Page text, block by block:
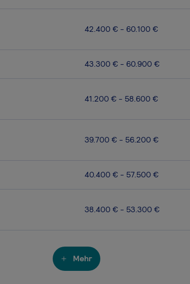
42.400 € - 60.100 €
43.300 € - 60.900 €
41.200 € - 58.600 €
39.700 € - 56.200 €
40.400 € - 57.500 €
38.400 € - 53.300 €
Mehr